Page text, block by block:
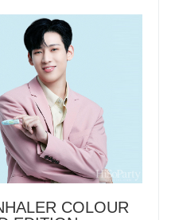
COLOUR